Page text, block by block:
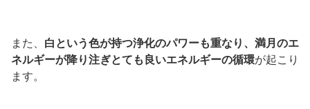
また、 白という色が持つ浄化のパワーも重なり、満月のエ
ネルギーが降り注ぎとても良いエネルギーの循環が起こり
ます。